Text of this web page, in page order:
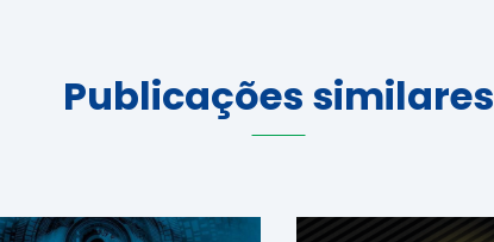
Publicações similares